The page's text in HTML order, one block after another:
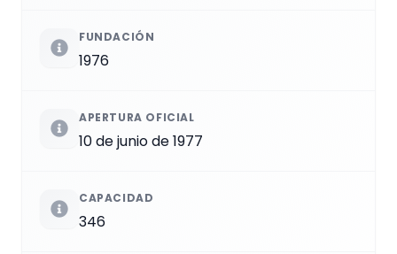
FUNDACIÓN
1976
APERTURA OFICIAL
10 de junio de 1977
CAPACIDAD
346